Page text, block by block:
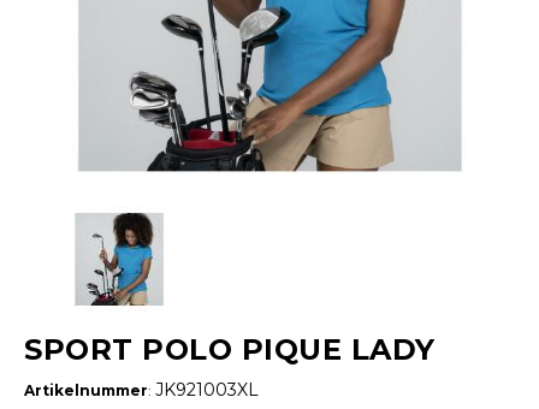
SPORT POLO PIQUE LADY
Artikelnummer:JK921003XL